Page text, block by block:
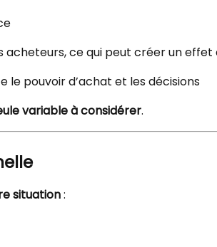
acheteurs, ce qui peut créer un
le pouvoir d’achat et les décisions
variable à considérer.
situation: